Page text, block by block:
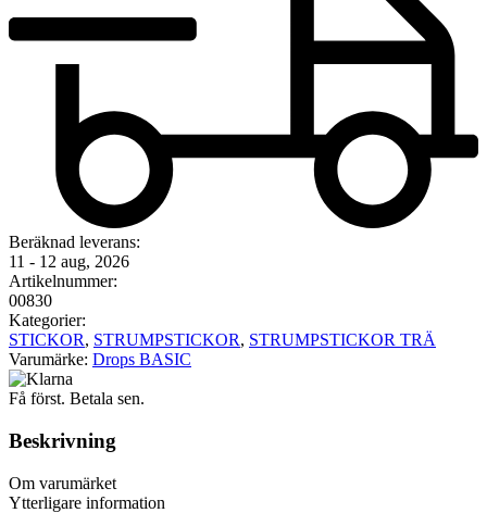
Beräknad leverans:
11 - 12 aug, 2026
Artikelnummer:
00830
Kategorier:
STICKOR, STRUMPSTICKOR, STRUMPSTICKOR TRÄ
Varumärke: Drops BASIC
Få först. Betala sen.
Beskrivning
Om varumärket
Ytterligare information